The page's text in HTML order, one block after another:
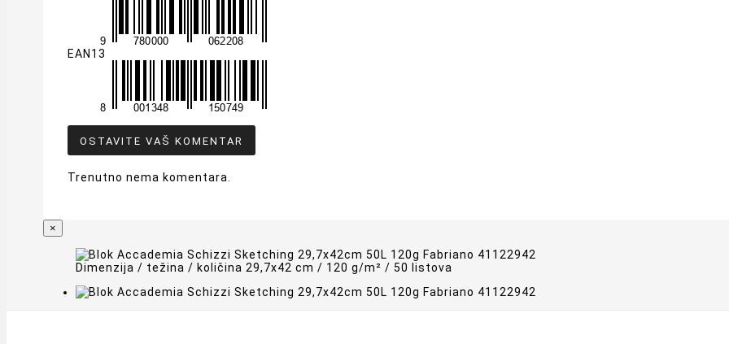
EAN13
OSTAVITE VAŠ KOMENTAR
Trenutno nema komentara.
×
Dimenzija / težina / količina 29,7x42 cm / 120 g/m² / 50 listova